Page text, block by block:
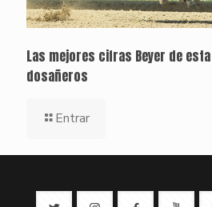
Las mejores cifras Beyer de
dosañeros
Entrar